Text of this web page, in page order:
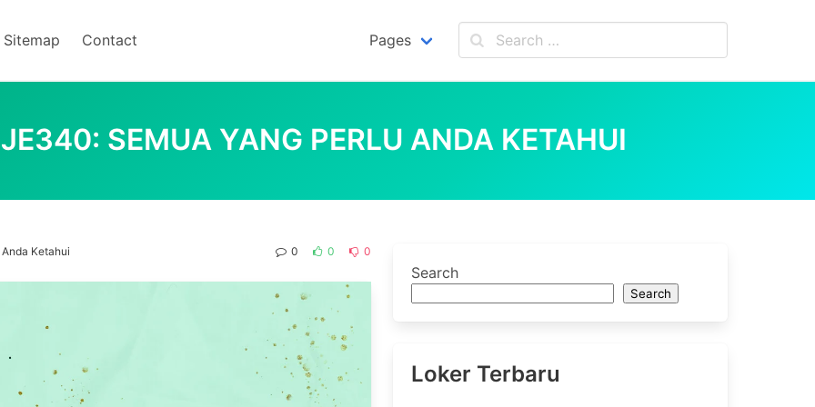
Sitemap Contact Pages
SEMUA YANG PERLU ANDA KETAHUI
Ketahui 0 0 0
Search
Search
Loker Terbaru